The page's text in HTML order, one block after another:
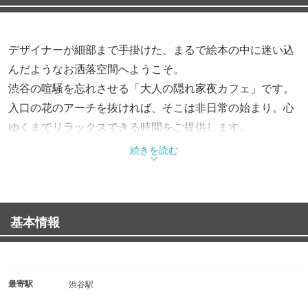
デザイナーが細部まで手掛けた、まるで絵本の中に迷い込
んだようなお洒落空間へようこそ。
渋谷の喧騒を忘れさせる「大人の隠れ家夜カフェ」です。
入口の花のアーチを抜ければ、そこは非日常の始まり。心
ゆくまでリラックスできる時間をご提供します。
ふかのソファ席です。
◆カウンター: 5席◆テーブル席: 16席◆プライベート個室:
4名様×1室
束します。
続きを読む
基本情報
最寄駅 渋谷駅